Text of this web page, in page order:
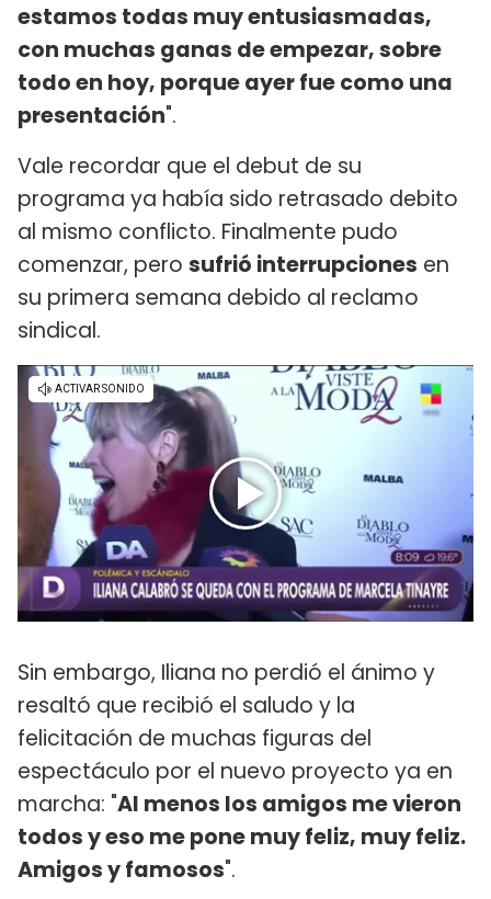
estamos todas muy entusiasmadas,
con muchas ganas de empezar, sobre
todo en hoy, porque ayer fue como una
presentación".
Vale recordar que el debut de su
programa ya había sido retrasado debito
al mismo conflicto. Finalmente pudo
comenzar, pero sufrió interrupciones en
su primera semana debido al reclamo
sindical.
Sin embargo, Iliana no perdió el ánimo y
resaltó que recibió el saludo y la
felicitación de muchas figuras del
espectáculo por el nuevo proyecto ya en
marcha: "Al menos los amigos me vieron
todos y eso me pone muy feliz, muy feliz.
Amigos y famosos".